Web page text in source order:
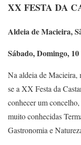
XX FESTA DA
Aldeia de Macieira,
Sábado, Domingo,
Na aldeia de Macieira,
se a XX Festa da
conhecer um
muito conhecidas
Gastronomia e